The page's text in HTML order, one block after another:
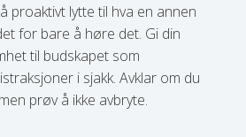
proaktivt lytte til hva en annen
for bare å høre det. Gi din
til budskapet som
i sjakk. Avklar om du
prøv å ikke avbryte.